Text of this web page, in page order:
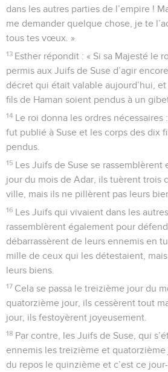
dans les autres parties de l’empire !
me demander quelque chose, je te
tous tes vœux. »
13 Esther répondit : « Si sa Majesté le
permis aux Juifs de Suse d’agir
décret qui était valable aujourd’hui,
fils de Haman soient pendus à un
14 Le roi donna les ordres
fut publié à Suse et les corps des dix
pendus.
15 Les Juifs de Suse se
jour du mois de Adar, ils tuèrent trois
ville, mais ils ne pillèrent pas leurs
16 Les Juifs qui vivaient dans les
rassemblèrent également pour
débarrassèrent de leurs ennemis en
mille de ceux qui les détestaient,
leurs biens.
17 Cela se passa le treizième jour du
quatorzième jour, ils cessèrent tout
jour, ils festoyèrent joyeusement.
18 Par contre, les Juifs de Suse, qui
ennemis les treizième et
du repos le quinzième et c’est ce